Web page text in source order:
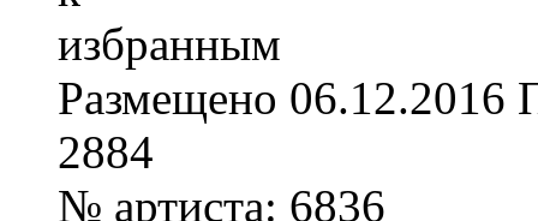
Размещено 06.12.2016
2884
№ артиста: 6836